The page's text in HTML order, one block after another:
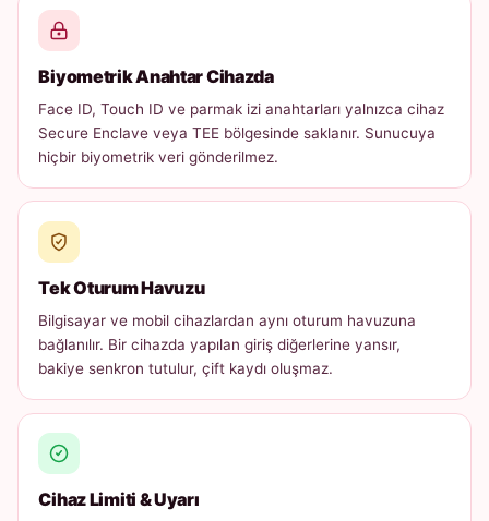
Biyometrik Anahtar Cihazda
Face ID, Touch ID ve parmak izi anahtarları yalnızca cihaz
Secure Enclave veya TEE bölgesinde saklanır. Sunucuya
hiçbir biyometrik veri gönderilmez.
Tek Oturum Havuzu
Bilgisayar ve mobil cihazlardan aynı oturum havuzuna
bağlanılır. Bir cihazda yapılan giriş diğerlerine yansır,
bakiye senkron tutulur, çift kaydı oluşmaz.
Cihaz Limiti & Uyarı